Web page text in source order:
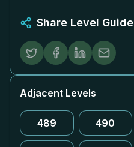
Share Level Guide
Adjacent Levels
489 490